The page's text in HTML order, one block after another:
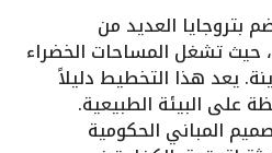
بتروجايا العديد من
حيث تشغل المساحات الخضراء
يعد هذا التخطيط دليلاً
على البيئة الطبيعية.
المباني الحكومية